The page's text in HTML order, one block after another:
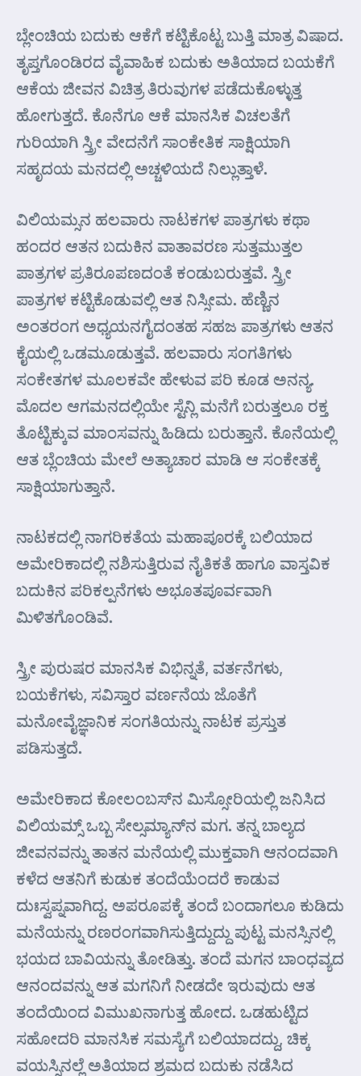
ಬ್ಲೇಂಚಿಯ ಬದುಕು ಆಕೆಗೆ ಕಟ್ಟಿಕೊಟ್ಟ ಬುತ್ತಿ ಮಾತ್ರ ವಿಷಾದ.
ತೃಪ್ತಗೊಂಡಿರದ ವೈವಾಹಿಕ ಬದುಕು ಅತಿಯಾದ ಬಯಕೆಗೆ
ಆಕೆಯ ಜೀವನ ವಿಚಿತ್ರ ತಿರುವುಗಳ ಪಡೆದುಕೊಳ್ಳುತ್ತ
ಹೋಗುತ್ತದೆ. ಕೊನೆಗೂ ಆಕೆ ಮಾನಸಿಕ ವಿಚಲತೆಗೆ
ಗುರಿಯಾಗಿ ಸ್ತ್ರೀ ವೇದನೆಗೆ ಸಾಂಕೇತಿಕ ಸಾಕ್ಷಿಯಾಗಿ
ಸಹೃದಯ ಮನದಲ್ಲಿ ಅಚ್ಚಳಿಯದೆ ನಿಲ್ಲುತ್ತಾಳೆ.
ವಿಲಿಯಮ್ಸನ ಹಲವಾರು ನಾಟಕಗಳ ಪಾತ್ರಗಳು ಕಥಾ
ಹಂದರ ಆತನ ಬದುಕಿನ ವಾತಾವರಣ ಸುತ್ತಮುತ್ತಲ
ಪಾತ್ರಗಳ ಪ್ರತಿರೂಪಣದಂತೆ ಕಂಡುಬರುತ್ತವೆ. ಸ್ತ್ರೀ
ಪಾತ್ರಗಳ ಕಟ್ಟಿಕೊಡುವಲ್ಲಿ ಆತ ನಿಸ್ಸೀಮ. ಹೆಣ್ಣಿನ
ಅಂತರಂಗ ಅಧ್ಯಯನಗೈದಂತಹ ಸಹಜ ಪಾತ್ರಗಳು ಆತನ
ಕೈಯಲ್ಲಿ ಒಡಮೂಡುತ್ತವೆ. ಹಲವಾರು ಸಂಗತಿಗಳು
ಸಂಕೇತಗಳ ಮೂಲಕವೇ ಹೇಳುವ ಪರಿ ಕೂಡ ಅನನ್ಯ.
ಮೊದಲ ಆಗಮನದಲ್ಲಿಯೇ ಸ್ಟೆನ್ಲಿ ಮನೆಗೆ ಬರುತ್ತಲೂ ರಕ್ತ
ತೊಟ್ಟಿಕ್ಕುವ ಮಾಂಸವನ್ನು ಹಿಡಿದು ಬರುತ್ತಾನೆ. ಕೊನೆಯಲ್ಲಿ
ಆತ ಬ್ಲೆಂಚಿಯ ಮೇಲೆ ಅತ್ಯಾಚಾರ ಮಾಡಿ ಆ ಸಂಕೇತಕ್ಕೆ
ಸಾಕ್ಷಿಯಾಗುತ್ತಾನೆ.
ನಾಟಕದಲ್ಲಿ ನಾಗರಿಕತೆಯ ಮಹಾಪೂರಕ್ಕೆ ಬಲಿಯಾದ
ಅಮೇರಿಕಾದಲ್ಲಿ ನಶಿಸುತ್ತಿರುವ ನೈತಿಕತೆ ಹಾಗೂ ವಾಸ್ತವಿಕ
ಬದುಕಿನ ಪರಿಕಲ್ಪನೆಗಳು ಅಭೂತಪೂರ್ವವಾಗಿ
ಮಿಳಿತಗೊಂಡಿವೆ.
ಸ್ತ್ರೀ ಪುರುಷರ ಮಾನಸಿಕ ವಿಭಿನ್ನತೆ, ವರ್ತನೆಗಳು,
ಬಯಕೆಗಳು, ಸವಿಸ್ತಾರ ವರ್ಣನೆಯ ಜೊತೆಗೆ
ಮನೋವೈಜ್ಞಾನಿಕ ಸಂಗತಿಯನ್ನು ನಾಟಕ ಪ್ರಸ್ತುತ
ಪಡಿಸುತ್ತದೆ.
ಅಮೇರಿಕಾದ ಕೋಲಂಬಸ್‌ನ ಮಿಸ್ಸೋರಿಯಲ್ಲಿ ಜನಿಸಿದ
ವಿಲಿಯಮ್ಸ್ ಒಬ್ಬ ಸೇಲ್ಸಮ್ಯಾನ್‌ನ ಮಗ. ತನ್ನ ಬಾಲ್ಯದ
ಜೀವನವನ್ನು ತಾತನ ಮನೆಯಲ್ಲಿ ಮುಕ್ತವಾಗಿ ಆನಂದವಾಗಿ
ಕಳೆದ ಆತನಿಗೆ ಕುಡುಕ ತಂದೆಯೆಂದರೆ ಕಾಡುವ
ದುಃಸ್ವಪ್ನವಾಗಿದ್ದ. ಅಪರೂಪಕ್ಕೆ ತಂದೆ ಬಂದಾಗಲೂ ಕುಡಿದು
ಮನೆಯನ್ನು ರಣರಂಗವಾಗಿಸುತ್ತಿದ್ದುದ್ದು ಪುಟ್ಟ ಮನಸ್ಸಿನಲ್ಲಿ
ಭಯದ ಬಾವಿಯನ್ನು ತೋಡಿತ್ತು. ತಂದೆ ಮಗನ ಬಾಂಧವ್ಯದ
ಆನಂದವನ್ನು ಆತ ಮಗನಿಗೆ ನೀಡದೇ ಇರುವುದು ಆತ
ತಂದೆಯಿಂದ ವಿಮುಖನಾಗುತ್ತ ಹೋದ. ಒಡಹುಟ್ಟಿದ
ಸಹೋದರಿ ಮಾನಸಿಕ ಸಮಸ್ಯೆಗೆ ಬಲಿಯಾದದ್ದು, ಚಿಕ್ಕ
ವಯಸ್ಸಿನಲ್ಲೆ ಅತಿಯಾದ ಶ್ರಮದ ಬದುಕು ನಡೆಸಿದ